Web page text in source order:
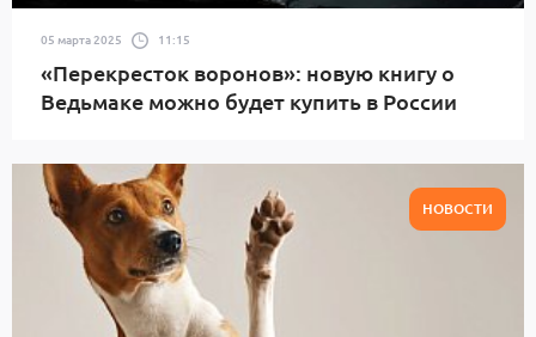
05 марта 2025 11:15
«Перекресток воронов»: новую книгу о
Ведьмаке можно будет купить в России
НОВОСТИ